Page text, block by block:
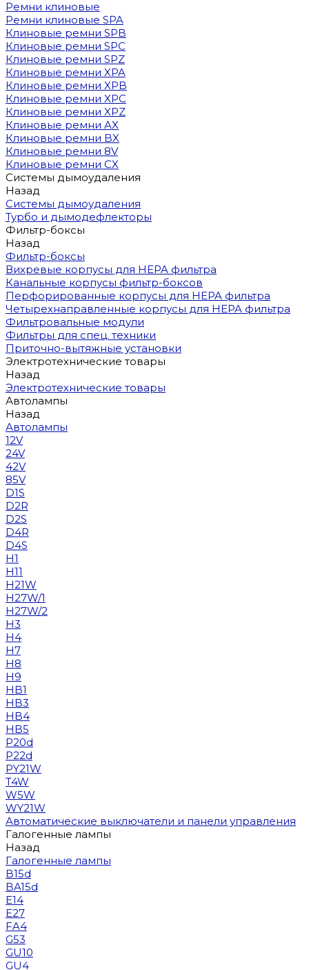
Ремни клиновые
Ремни клиновые SPA
Клиновые ремни SPB
Клиновые ремни SPC
Клиновые ремни SPZ
Клиновые ремни XPA
Клиновые ремни XPB
Клиновые ремни XPC
Клиновые ремни XPZ
Клиновые ремни AX
Клиновые ремни BX
Клиновые ремни 8V
Клиновые ремни CX
Системы дымоудаления
Назад
Системы дымоудаления
Турбо и дымодефлекторы
Фильтр-боксы
Назад
Фильтр-боксы
Вихревые корпусы для HEPA фильтра
Канальные корпусы фильтр-боксов
Перфорированные корпусы для HEPA фильтра
Четырехнаправленные корпусы для HEPA фильтра
Фильтровальные модули
Фильтры для спец. техники
Приточно-вытяжные установки
Электротехнические товары
Назад
Электротехнические товары
Автолампы
Назад
Автолампы
12V
24V
42V
85V
D1S
D2R
D2S
D4R
D4S
H1
H11
H21W
H27W/1
H27W/2
H3
H4
H7
H8
H9
HB1
HB3
HB4
HB5
P20d
P22d
PY21W
T4W
W5W
WY21W
Автоматические выключатели и панели управления
Галогенные лампы
Назад
Галогенные лампы
B15d
BA15d
E14
E27
FA4
G53
GU10
GU4